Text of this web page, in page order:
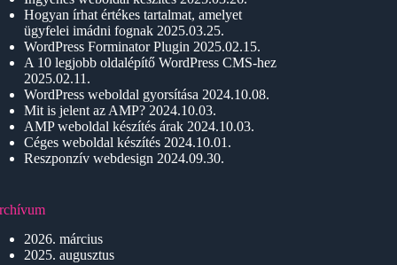
Hogyan írhat értékes tartalmat, amelyet
ügyfelei imádni fognak 2025.03.25.
WordPress Forminator Plugin 2025.02.15.
A 10 legjobb oldalépítő WordPress CMS-hez
2025.02.11.
WordPress weboldal gyorsítása 2024.10.08.
Mit is jelent az AMP? 2024.10.03.
AMP weboldal készítés árak 2024.10.03.
Céges weboldal készítés 2024.10.01.
Reszponzív webdesign 2024.09.30.
2026. március
2025. augusztus